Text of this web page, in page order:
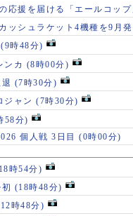
応援を届ける「エールコップ
ッシュラケット4機種を9月
(9時48分)
ンカ (8時00分)
(7時30分)
ジャン (7時30分)
58分)
個人戦 3日目 (0時00分)
時54分)
(18時48分)
時48分)